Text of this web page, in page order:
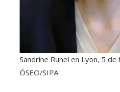
Sandrine Runel en Lyon, 5
ÓSEO/SIPA